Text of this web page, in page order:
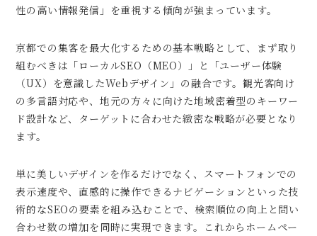
性の高い情報発信」を重視する傾向が強まっています。
京都での集客を最大化するための基本戦略として、まず取り
組むべきは「ローカルSEO（MEO）」と「ユーザー体験
（UX）を意識したWebデザイン」の融合です。観光客向け
の多言語対応や、地元の方々に向けた地域密着型のキーワー
ド設計など、ターゲットに合わせた緻密な戦略が必要となり
ます。
単に美しいデザインを作るだけでなく、スマートフォンでの
表示速度や、直感的に操作できるナビゲーションといった技
術的なSEOの要素を組み込むことで、検索順位の向上と問い
合わせ数の増加を同時に実現できます。これからホームペー